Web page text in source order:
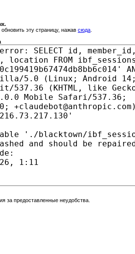
эту страницу, нажав сюда
за предоставленные неудобства.